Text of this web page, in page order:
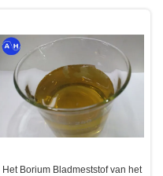
Het Borium Bladmeststof van het